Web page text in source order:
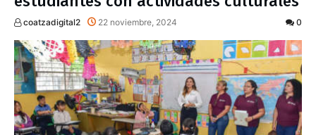
coatzadigital2 22 noviembre, 2024 0